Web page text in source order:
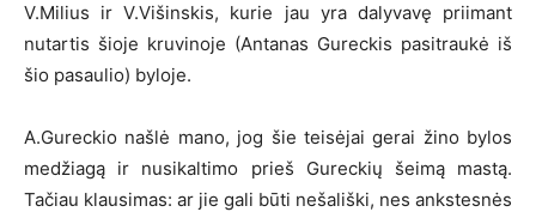
V.Milius ir V.Višinskis, kurie jau yra dalyvavę priimant
nutartis šioje kruvinoje (Antanas Gureckis pasitraukė iš
šio pasaulio) byloje.
A.Gureckio našlė mano, jog šie teisėjai gerai žino bylos
medžiagą ir nusikaltimo prieš Gureckių šeimą mastą.
Tačiau klausimas: ar jie gali būti nešališki, nes ankstesnės